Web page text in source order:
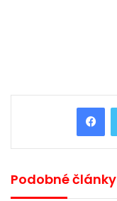
Podobné články